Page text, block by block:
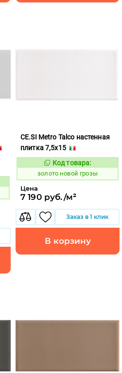
CE.SI Metro Talco настенная
плитка 7,5x15
523769
Код товара:
золото новой грозы
Цена
7 190 руб./м²
Заказ в 1 клик
В корзину